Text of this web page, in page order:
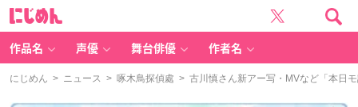
作品名 声優 舞台俳優 作者名
にじめん > ニュース > 啄木鳥探偵處 > 古川慎さん新アー写・MVなど「本日